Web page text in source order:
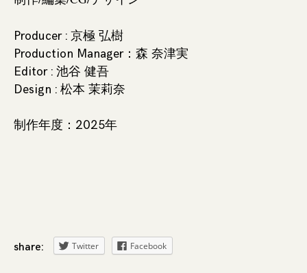
Producer : 京極 弘樹
Production Manager：森 奈津実
Editor : 池谷 健吾
Design : 松本 茉莉奈
制作年度：2025年
share: Twitter Facebook